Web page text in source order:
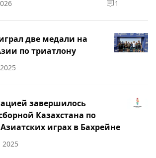
1
две медали на
по триатлону
завершилось
Казахстана по
играх в Бахрейне
2025